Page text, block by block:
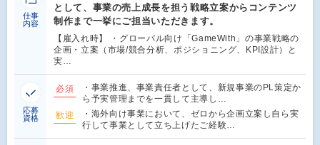
仕事
内容
として、事業の売上成長を担う戦略立案からコンテンツ
制作まで一挙にご担当いただきます。
【雇入れ時】 ・グローバル向け「GameWith」の事業戦略の
企画・立案（市場/競合分析、ポジショニング、KPI設計）と
実…
応募
資格
必須
・事業推進、事業責任者として、新規事業のPL策定か
ら予実管理までを一貫して主導し…
歓迎
・海外向け事業において、ゼロから企画立案し自ら実
行して事業として立ち上げたご経験…